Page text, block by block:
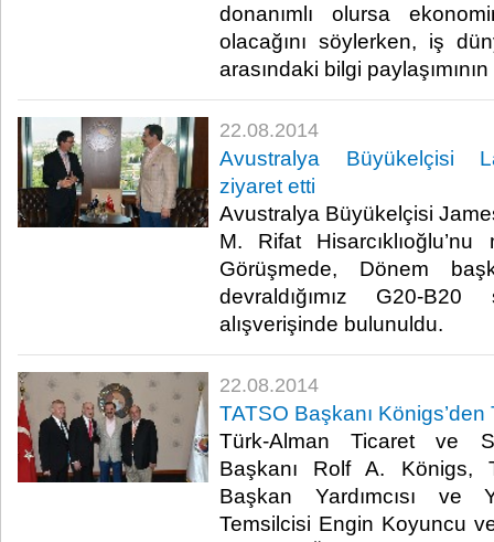
donanımlı olursa
olacağını söylerken, iş
arasındaki bilgi
22.08.2014
Avustralya Büyükelçisi
ziyaret etti
Avustralya Büyükelçisi
M. Rifat
Görüşmede, Dönem
devraldığımız G20-
alışverişinde bulunuldu. ​
22.08.2014
TATSO Başkanı
Türk-Alman Ticaret ve
Başkanı Rolf A. Königs,
Başkan Yardımcısı ve
Temsilcisi Engin Koyuncu